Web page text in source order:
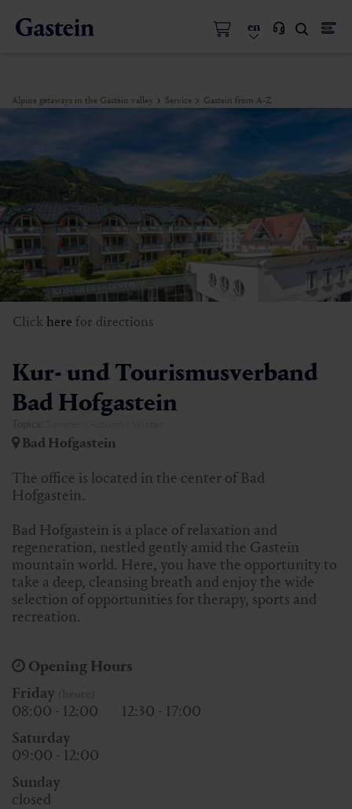
en
Alpine getaways in the Gastein valley Service Gastein from A-Z
Click here for directions
Kur- und Tourismusverband
Bad Hofgastein
Bad Hofgastein
The office is located in the center of Bad
Hofgastein.
Bad Hofgastein is a place of relaxation and
regeneration, nestled gently amid the Gastein
mountain world. Here, you have the opportunity to
take a deep, cleansing breath and enjoy the wide
selection of opportunities for therapy, sports and
recreation.
Opening Hours
Friday
08:00 - 12:00
12:30 - 17:00
Saturday
09:00 - 12:00
Sunday
closed